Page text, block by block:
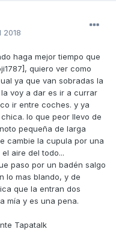
2018
haga mejor tiempo que
quiero ver como
ya que van sobradas la
voy a dar es ir a currar
ir entre coches. y ya
lo que peor llevo de
pequeña de larga
cambie la cupula por una
aire del todo...
paso por un badén salgo
lo mas blando, y de
que la entran dos
mía y es una pena.
Tapatalk